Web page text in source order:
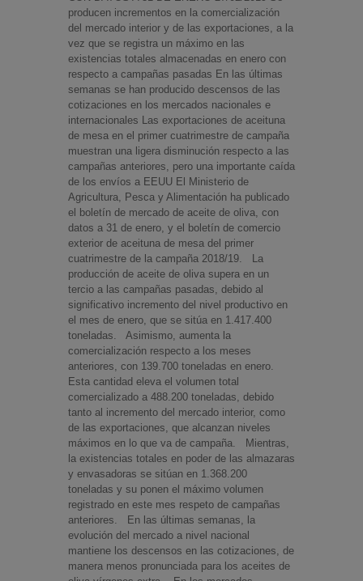
producen incrementos en la comercialización
del mercado interior y de las exportaciones, a la
vez que se registra un máximo en las
existencias totales almacenadas en enero con
respecto a campañas pasadas En las últimas
semanas se han producido descensos de las
cotizaciones en los mercados nacionales e
internacionales Las exportaciones de aceituna
de mesa en el primer cuatrimestre de campaña
muestran una ligera disminución respecto a las
campañas anteriores, pero una importante caída
de los envíos a EEUU El Ministerio de
Agricultura, Pesca y Alimentación ha publicado
el boletín de mercado de aceite de oliva, con
datos a 31 de enero, y el boletín de comercio
exterior de aceituna de mesa del primer
cuatrimestre de la campaña 2018/19. La
producción de aceite de oliva supera en un
tercio a las campañas pasadas, debido al
significativo incremento del nivel productivo en
el mes de enero, que se sitúa en 1.417.400
toneladas. Asimismo, aumenta la
comercialización respecto a los meses
anteriores, con 139.700 toneladas en enero.
Esta cantidad eleva el volumen total
comercializado a 488.200 toneladas, debido
tanto al incremento del mercado interior, como
de las exportaciones, que alcanzan niveles
máximos en lo que va de campaña. Mientras,
la existencias totales en poder de las almazaras
y envasadoras se sitúan en 1.368.200
toneladas y su ponen el máximo volumen
registrado en este mes respeto de campañas
anteriores. En las últimas semanas, la
evolución del mercado a nivel nacional
mantiene los descensos en las cotizaciones, de
manera menos pronunciada para los aceites de